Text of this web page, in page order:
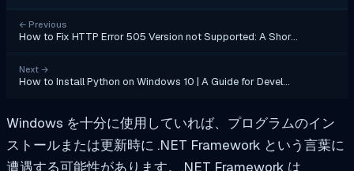
← Previous
How to Fix HTTP Error 505 Version not Supported: A Shor…
Next →
How to Install Python on Windows 10 | A Guide for Devel…
Windows を十分に使用していれば、プログラムのイン
ストールまたは更新時に .NET Framework という言葉に
遭遇する可能性があります。.NET Framework は